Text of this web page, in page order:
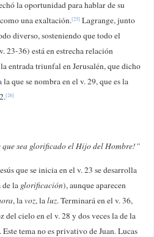
la oportunidad para hablar de su
una exaltación.[25] Lagrange, junto
diverso, sosteniendo que todo el
23-36) está en estrecha relación
entrada triunfal en Jerusalén, que dicho
que se nombra en el v. 29, que es la
[26]
que sea glorificado el Hijo del Hombre!”
que se inicia en el v. 23 se desarrolla
la glorificación), aunque aparecen
, lavoz, laluz. Terminará en el v. 36,
cielo en el v. 28 y dos veces la de la
tema no es privativo de Juan. Lucas